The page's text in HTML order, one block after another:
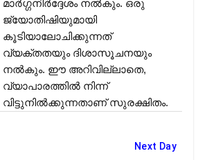
മാർഗ്ഗനിർദ്ദേശം നൽകും. ഒരു
ജ്യോതിഷിയുമായി
കൂടിയാലോചിക്കുന്നത്
വ്യക്തതയും ദിശാസൂചനയും
നൽകും. ഈ അറിവില്ലാതെ,
വ്യാപാരത്തിൽ നിന്ന്
വിട്ടുനിൽക്കുന്നതാണ് സുരക്ഷിതം.
Next Day